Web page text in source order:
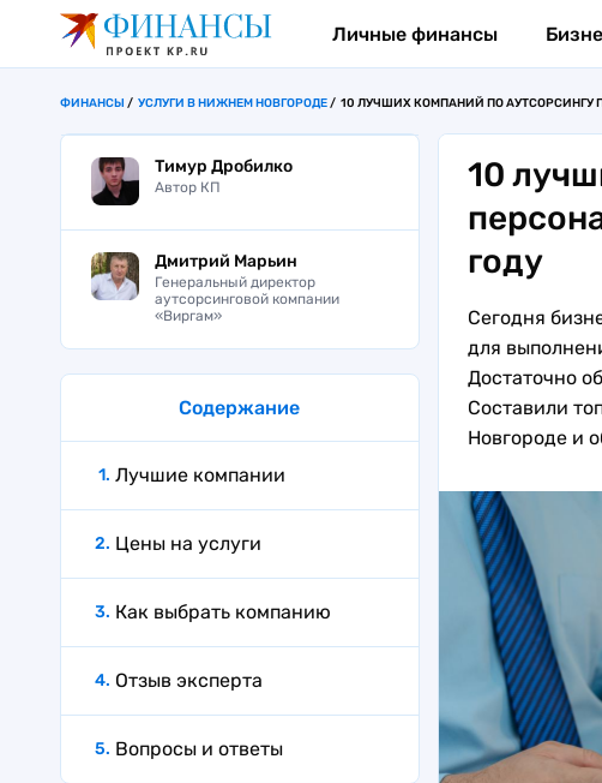
Личные финансы
ФИНАНСЫ УСЛУГИ В НИЖНЕМ НОВГОРОДЕ 10 ЛУЧШИХ КОМПАНИЙ ПО АУТСОРСИНГУ
Тимур Дробилко
Автор КП
Дмитрий Марьин
Генеральный директор
аутсорсинговой компании
«Виргам»
Содержание
Лучшие компании
Цены на услуги
Как выбрать компанию
Отзыв эксперта
Вопросы и ответы
10
году
Сегодня
для
Достаточно
Составили
Новгороде и